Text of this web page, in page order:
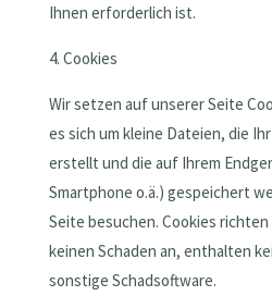
Ihnen erforderlich ist.
4. Cookies
Wir setzen auf unserer Seite
es sich um kleine Dateien, die
erstellt und die auf Ihrem
Smartphone o.ä.) gespeichert
Seite besuchen. Cookies
keinen Schaden an, enthalten
sonstige Schadsoftware.